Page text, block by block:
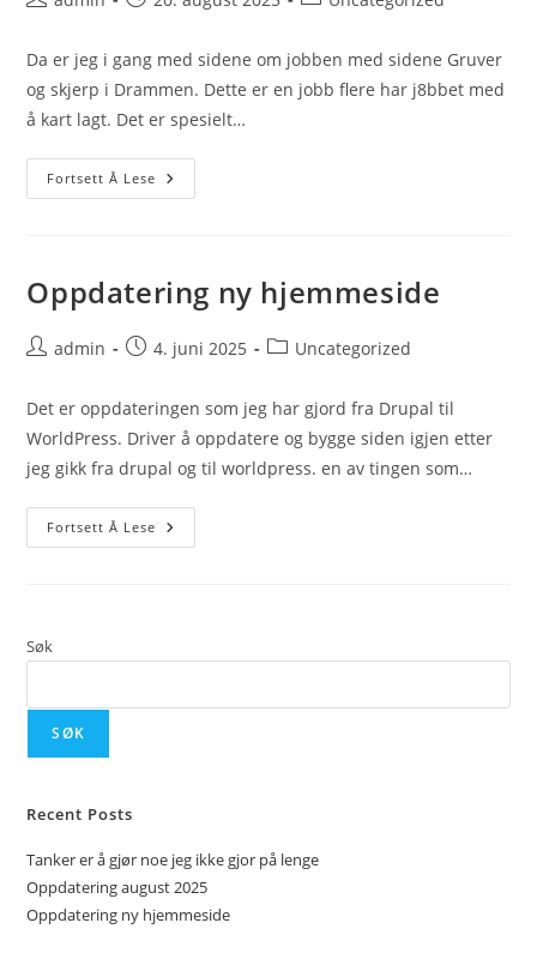
Da er jeg i gang med sidene om jobben med sidene Gruver
og skjerp i Drammen. Dette er en jobb flere har j8bbet med
å kart lagt. Det er spesielt…
Fortsett Å Lese Oppdatering
August
Oppdatering ny hjemmeside
Postadmin
Post4. juni 2025
PostUncategorized
Det er oppdateringen som jeg har gjord fra Drupal til
WorldPress. Driver å oppdatere og bygge siden igjen etter
jeg gikk fra drupal og til worldpress. en av tingen som…
Fortsett Å Lese Oppdatering
Ny
Søk
SØK
Recent Posts
Tanker er å gjør noe jeg ikke gjor på lenge
Oppdatering august 2025
Oppdatering ny hjemmeside